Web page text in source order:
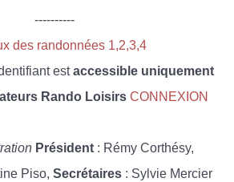
----------
des randonnées 1,2,3,4
estaccessible uniquement
Rando Loisirs CONNEXION
Président : Rémy Corthésy,
Piso, Secrétaires : Sylvie Mercier